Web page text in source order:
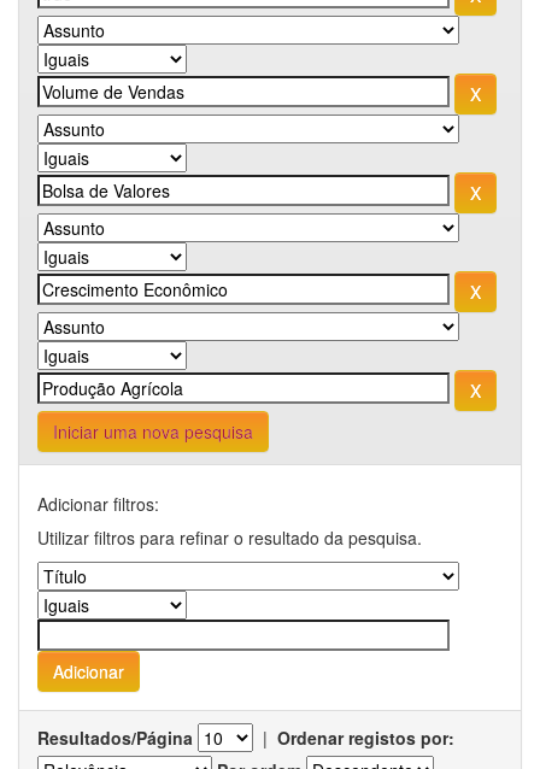
Iniciar uma nova pesquisa
Adicionar filtros:
Utilizar filtros para refinar o resultado da pesquisa.
Resultados/Página | Ordenar registos por: